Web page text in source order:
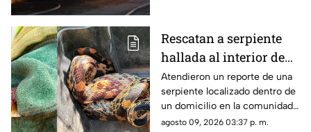
Rescatan a serpiente
hallada al interior de
una vivienda en
Cadereyta de Montes
Atendieron un reporte de una
serpiente localizado dentro de
un domicilio en la comunidad
de Los Llanitos
agosto 09, 2026 03:37 p. m.